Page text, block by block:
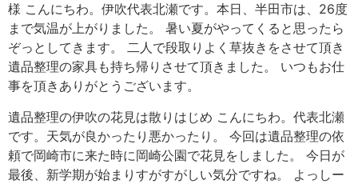
様 こんにちわ。伊吹代表北瀬です。本日、半田市は、26度
まで気温が上がりました。 暑い夏がやってくると思ったら
ぞっとしてきます。 二人で段取りよく草抜きをさせて頂き
遺品整理の家具も持ち帰りさせて頂きました。 いつもお仕
事を頂きありがとうございます。
遺品整理の伊吹の花見は散りはじめ こんにちわ。代表北瀬
です。天気が良かったり悪かったり。 今回は遺品整理の依
頼で岡崎市に来た時に岡崎公園で花見をしました。 今日が
最後、新学期が始まりすがすがしい気分ですね。 よっしー